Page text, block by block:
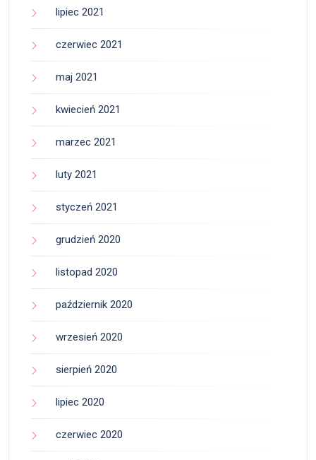
lipiec 2021
czerwiec 2021
maj 2021
kwiecień 2021
marzec 2021
luty 2021
styczeń 2021
grudzień 2020
listopad 2020
październik 2020
wrzesień 2020
sierpień 2020
lipiec 2020
czerwiec 2020